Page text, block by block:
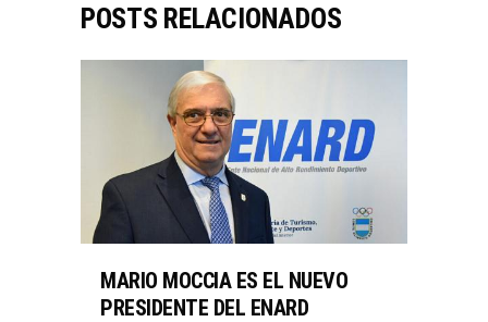
POSTS RELACIONADOS
MARIO MOCCIA ES EL NUEVO
PRESIDENTE DEL ENARD